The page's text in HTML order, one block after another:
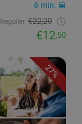
6 min.
Regulier €22,20
€12,50
27%